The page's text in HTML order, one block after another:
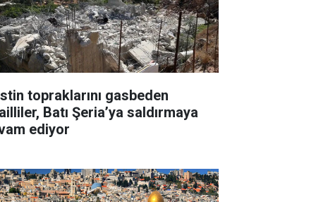
topraklarını gasbeden
Batı Şeria’ya saldırmaya
ediyor